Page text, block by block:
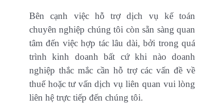
Bên cạnh việc hỗ trợ dịch vụ kế toán
chuyên nghiệp chúng tôi còn sẵn sàng quan
tâm đến việc hợp tác lâu dài, bởi trong quá
trình kinh doanh bất cứ khi nào doanh
nghiệp thắc mắc cần hỗ trợ các vấn đề về
thuế hoặc tư vấn dịch vụ liên quan vui lòng
liên hệ trực tiếp đến chúng tôi.